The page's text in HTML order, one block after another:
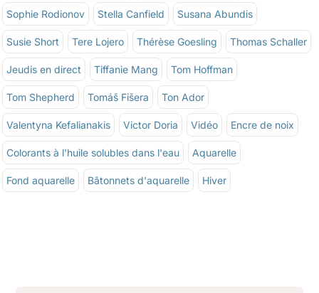
Sophie Rodionov Stella Canfield Susana Abundis
Susie Short Tere Lojero Thérèse Goesling Thomas Schaller
Jeudis en direct Tiffanie Mang Tom Hoffman
Tom Shepherd Tomáš Fišera Ton Ador
Valentyna Kefalianakis Victor Doria Vidéo Encre de noix
Colorants à l'huile solubles dans l'eau Aquarelle
Fond aquarelle Bâtonnets d'aquarelle Hiver